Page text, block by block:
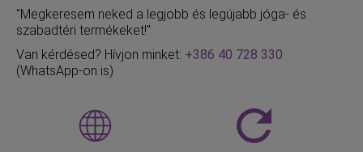
"Megkeresem neked a legjobb és legújabb jóga- és
szabadtéri termékeket!"
Van kérdésed? Hívjon minket: +386 40 728 330
(WhatsApp-on is)